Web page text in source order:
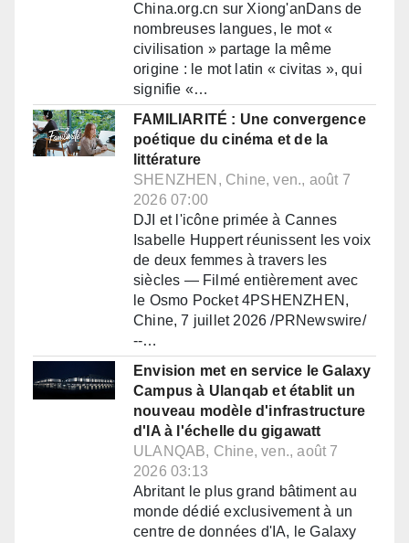
China.org.cn sur Xiong'anDans de
nombreuses langues, le mot «
civilisation » partage la même
origine : le mot latin « civitas », qui
signifie «…
FAMILIARITÉ : Une convergence
poétique du cinéma et de la
littérature
SHENZHEN, Chine, ven., août 7
2026 07:00
DJI et l'icône primée à Cannes
Isabelle Huppert réunissent les voix
de deux femmes à travers les
siècles — Filmé entièrement avec
le Osmo Pocket 4PSHENZHEN,
Chine, 7 juillet 2026 /PRNewswire/
--…
Envision met en service le Galaxy
Campus à Ulanqab et établit un
nouveau modèle d'infrastructure
d'IA à l'échelle du gigawatt
ULANQAB, Chine, ven., août 7
2026 03:13
Abritant le plus grand bâtiment au
monde dédié exclusivement à un
centre de données d'IA, le Galaxy